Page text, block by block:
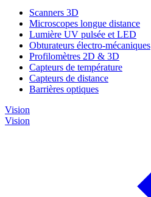
Scanners 3D
Microscopes longue distance
Lumière UV pulsée et LED
Obturateurs électro-mécaniques
Profilomètres 2D & 3D
Capteurs de température
Capteurs de distance
Barrières optiques
Vision
Vision